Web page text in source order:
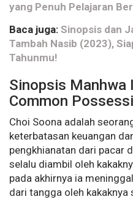
yang Penuh Pelajaran
Baca juga: Sinopsis dan
Tambah Nasib (2023),
Tahunmu!
Sinopsis Manhwa
Common
Choi Soona adalah
keterbatasan keuangan
pengkhianatan dari pacar
selalu diambil oleh
pada akhirnya ia
dari tangga oleh kakaknya